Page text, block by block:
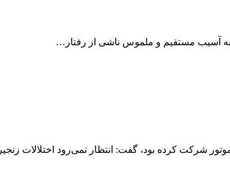
به آسیب مستقیم و ملموس ناشی از رفتار…
شرکت کرده بود، گفت: انتظار نمی‌رود اختلالات